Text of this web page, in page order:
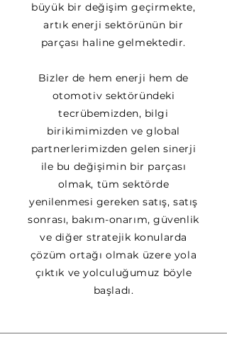
büyük bir değişim geçirmekte,
artık enerji sektörünün bir
parçası haline gelmektedir.
Bizler de hem enerji hem de
otomotiv sektöründeki
tecrübemizden, bilgi
birikimimizden ve global
partnerlerimizden gelen sinerji
ile bu değişimin bir parçası
olmak, tüm sektörde
yenilenmesi gereken satış, satış
sonrası, bakım-onarım, güvenlik
ve diğer stratejik konularda
çözüm ortağı olmak üzere yola
çıktık ve yolculuğumuz böyle
başladı.